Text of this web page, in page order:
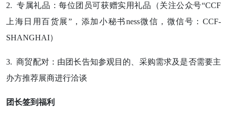
2. 专属礼品：每位团员可获赠实用礼品（关注公众号“CCF
上海日用百货展”，添加小秘书ness微信，微信号：CCF-
SHANGHAI）
3. 商贸配对：由团长告知参观目的、采购需求及是否需要主
办方推荐展商进行洽谈
团长签到福利